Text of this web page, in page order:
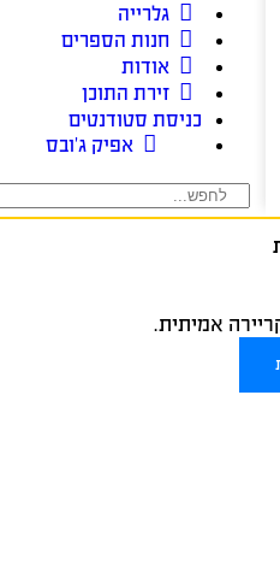
גלרייה
חנות הספרים
אודות
זירת התוכן
כניסת סטודנטים
אפיק ג’ובס
אמיתית.